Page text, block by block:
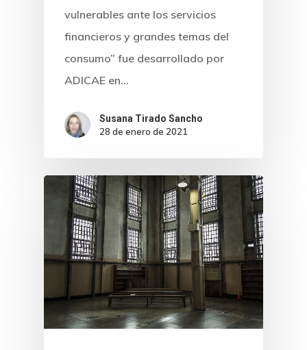
vulnerables ante los servicios
financieros y grandes temas del
consumo” fue desarrollado por
ADICAE en…
Susana Tirado Sancho
28 de enero de 2021